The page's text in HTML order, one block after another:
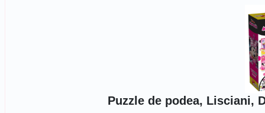
Puzzle de podea, Lisciani,